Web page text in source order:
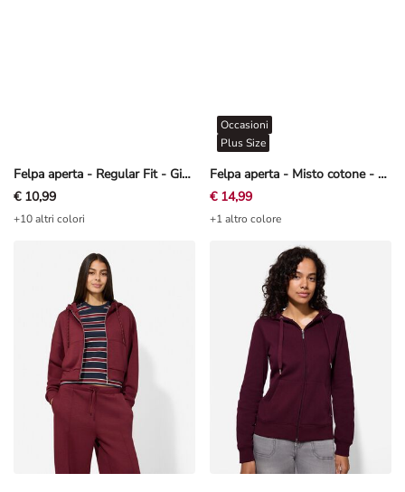
Felpa aperta - Regular Fit - Giallo chiaro
€ 10,99
+10 altri colori
Felpa aperta - Misto cotone - Grigio scuro
Occasioni
Plus Size
€ 14,99
+1 altro colore